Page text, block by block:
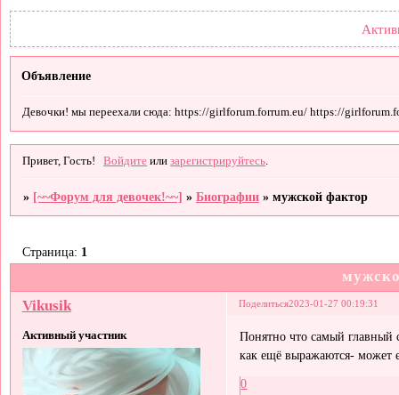
Объявление
Девочки! мы переехали сюда: https://girlforum.forrum.eu/ https://
Привет, Гость! Войдите илизарегистрируйтесь
» [~~Форум для девочек!~~] »Биографии »мужской фактор
Страница: 1
Поделиться2023-01-27 00:19:31
Vikusik
Активный участник
Понятно что самый главный
как ещё выражаются- может
0